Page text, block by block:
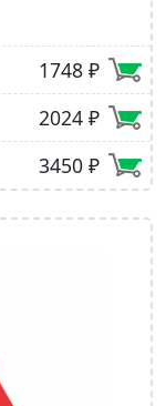
1748 ₽
2024 ₽
3450 ₽